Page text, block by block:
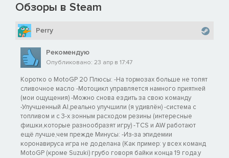
Обзоры в Steam
Perry
Рекомендую
Опубликовано: 23 апр в 17:47
Коротко о MotoGP 20 Плюсы: -На тормозах больше не топят
сливочное масло -Мотоцикл управляется намного приятней
(мои ощущения) -Можно снова ездить за свою команду
-Улучшенный AI,реально улучшили (я удивлён) -система с
топливом и с 3-х зонным расходом резины (интересные
фишки,которые разнообразят игру) -TCS и AW работают
ещё лучше,чем прежде Минусы: -Из-за эпидемии
коронавируса игра не доделана (Как пример: у всех команд
MotoGP (кроме Suzuki) грубо говоря байки конца 19 года,у